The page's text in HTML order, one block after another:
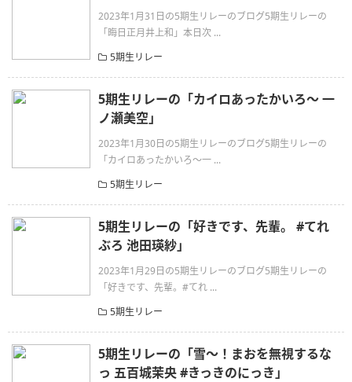
2023年1月31日の5期生リレーのブログ5期生リレーの
「晦日正月井上和」本日次 ...
5期生リレー
5期生リレーの「カイロあったかいろ〜 一
ノ瀬美空」
2023年1月30日の5期生リレーのブログ5期生リレーの
「カイロあったかいろ〜一 ...
5期生リレー
5期生リレーの「好きです、先輩。 #てれ
ぶろ 池田瑛紗」
2023年1月29日の5期生リレーのブログ5期生リレーの
「好きです、先輩。#てれ ...
5期生リレー
5期生リレーの「雪〜！まおを無視するな
っ 五百城茉央 #きっきのにっき」